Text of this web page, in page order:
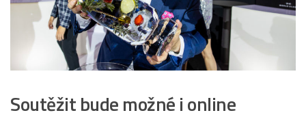
Soutěžit bude možné i online